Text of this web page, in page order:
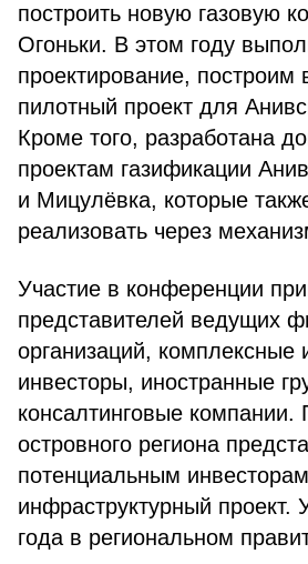
построить новую газовую
Огоньки. В этом году
проектирование,
пилотный проект для
Кроме того, разработана
проектам газификации
и Мицулёвка, которые
реализовать через
Участие в конференции
представителей ведущих
организаций, комплексные
инвесторы, иностранные
консалтинговые компании.
островного региона
потенциальным
инфраструктурный проект.
года в региональном